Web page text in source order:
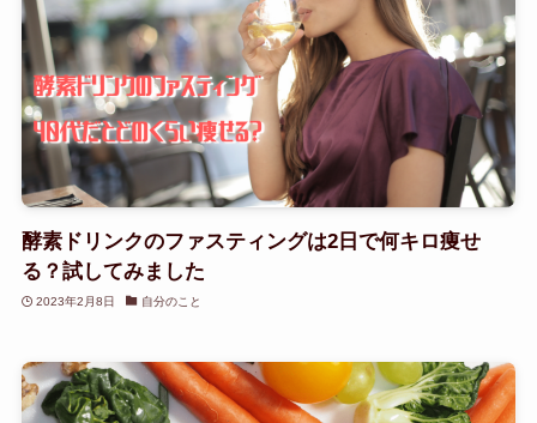
酵素ドリンクのファスティングは2日で何キロ痩せ
る？試してみました
2023年2月8日 自分のこと